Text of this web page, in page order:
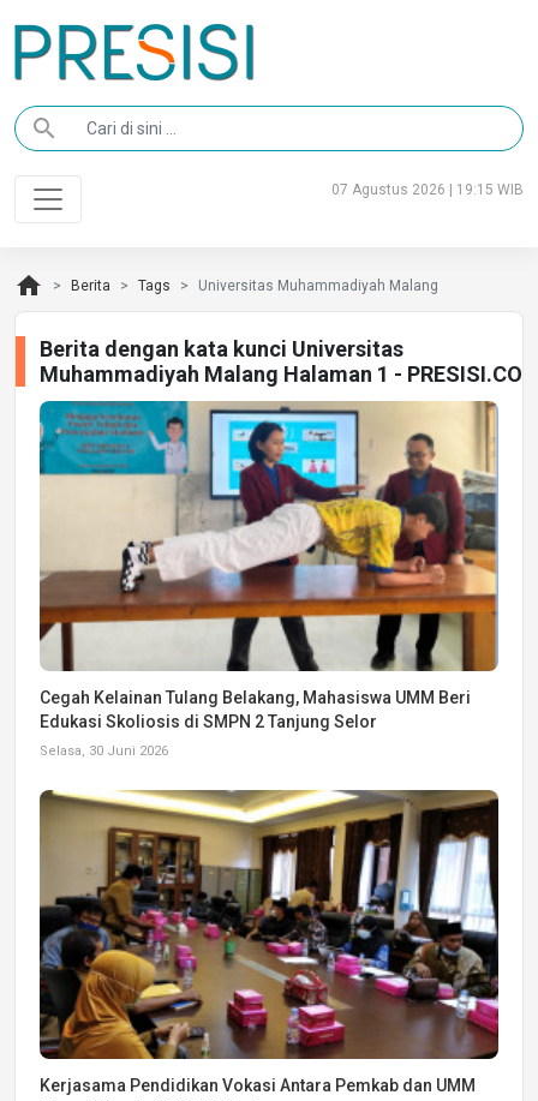
search
07 Agustus 2026 | 19:15 WIB
home Berita Tags Universitas Muhammadiyah Malang
Berita dengan kata kunci Universitas
Muhammadiyah Malang Halaman 1 - PRESISI.CO
Cegah Kelainan Tulang Belakang, Mahasiswa UMM Beri
Edukasi Skoliosis di SMPN 2 Tanjung Selor
Selasa, 30 Juni 2026
Kerjasama Pendidikan Vokasi Antara Pemkab dan UMM